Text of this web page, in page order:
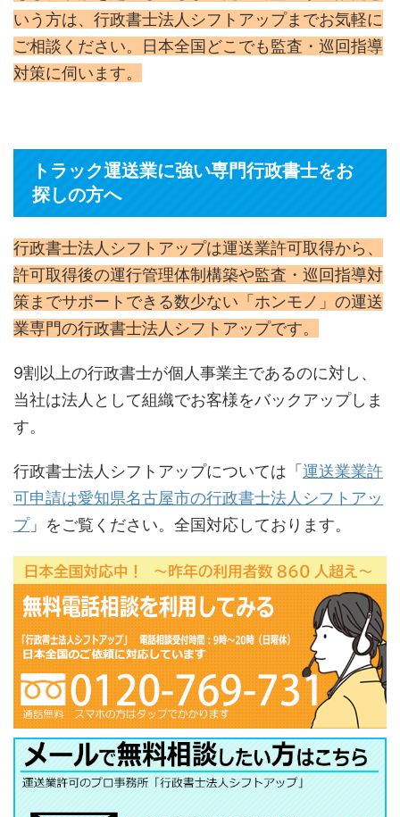
いう方は、行政書士法人シフトアップまでお気軽に
ご相談ください。日本全国どこでも監査・巡回指導
対策に伺います。
トラック運送業に強い専門行政書士をお
探しの方へ
行政書士法人シフトアップは運送業許可取得から、
許可取得後の運行管理体制構築や監査・巡回指導対
策までサポートできる数少ない「ホンモノ」の運送
業専門の行政書士法人シフトアップです。
9割以上の行政書士が個人事業主であるのに対し、
当社は法人として組織でお客様をバックアップしま
す。
行政書士法人シフトアップについては「 運送業業許
可申請は愛知県名古屋市の行政書士法人シフトアッ
プ」をご覧ください。全国対応しております。